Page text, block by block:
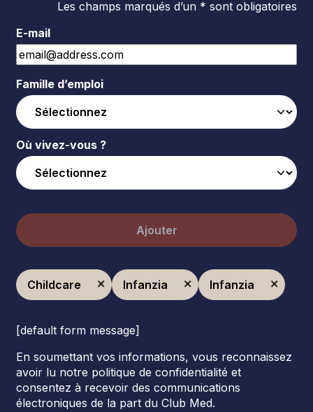
Les champs marqués d’un * sont obligatoires
E-mail
Famille d’emploi
Où vivez-vous ?
Ajouter
Childcare Infanzia Infanzia
[default form message]
En soumettant vos informations, vous reconnaissez
avoir lu notre politique de confidentialité et
consentez à recevoir des communications
électroniques de la part du Club Med.